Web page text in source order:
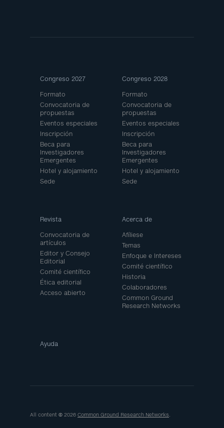
Map
Congreso 2027
Formato
Convocatoria de
propuestas
Eventos especiales
Inscripción
Beca para
Investigadores
Emergentes
Hotel y alojamiento
Sede
Congreso 2028
Formato
Convocatoria de
propuestas
Eventos especiales
Inscripción
Beca para
Investigadores
Emergentes
Hotel y alojamiento
Sede
Revista
Convocatoria de
artículos
Editor y Consejo
Editorial
Comité científico
Ética editorial
Acceso abierto
Acerca de
Afíliese
Temas
Enfoque e Intereses
Comité científico
Historia
Colaboradores
Common Ground
Research Networks
Ayuda
All content © 2026 Common Ground Research Networks